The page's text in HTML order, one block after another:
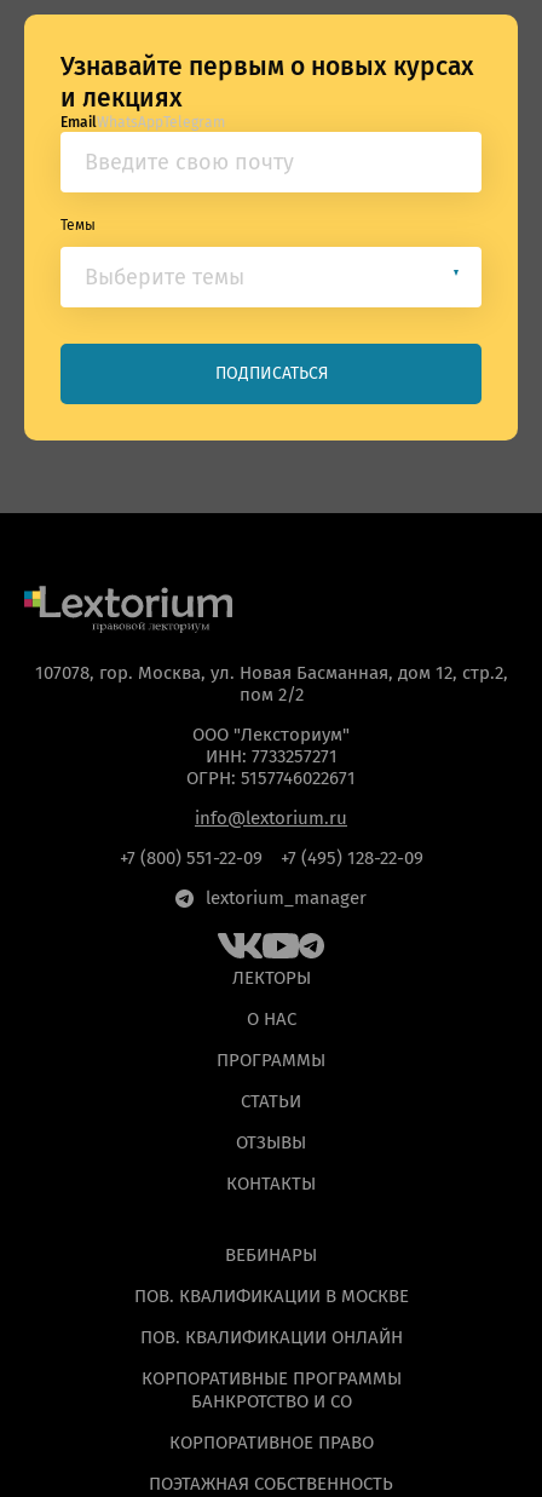
Узнавайте первым о новых курсах
и лекциях
EmailWhatsAppTelegram
Темы
Банкротство и СО
Корпоративное право
Обязательственное право
Вещное право
ПОДПИСАТЬСЯ
107078, гор. Москва, ул. Новая Басманная, дом 12, стр.2,
пом 2/2
ООО "Лексториум"
ИНН: 7733257271
ОГРН: 5157746022671
info@lextorium.ru
+7 (800) 551-22-09
+7 (495) 128-22-09
lextorium_manager
ЛЕКТОРЫ
О НАС
ПРОГРАММЫ
СТАТЬИ
ОТЗЫВЫ
КОНТАКТЫ
ВЕБИНАРЫ
ПОВ. КВАЛИФИКАЦИИ В МОСКВЕ
ПОВ. КВАЛИФИКАЦИИ ОНЛАЙН
КОРПОРАТИВНЫЕ ПРОГРАММЫ
БАНКРОТСТВО И СО
КОРПОРАТИВНОЕ ПРАВО
ПОЭТАЖНАЯ СОБСТВЕННОСТЬ